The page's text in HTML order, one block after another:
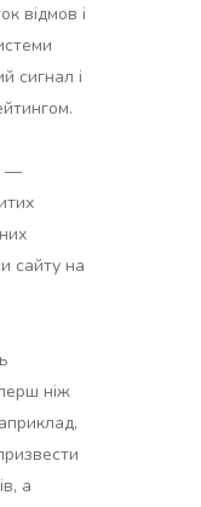
відмов і
сигнал і
—
сайту на
ніж
а